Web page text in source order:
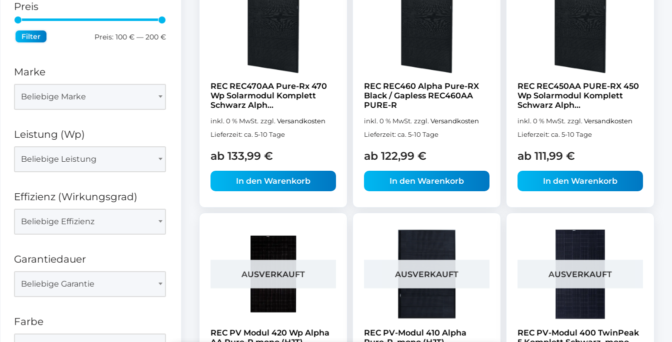
Preis
Filter Preis: 100 €— 200 €
Marke
Beliebige Marke
Leistung (Wp)
Beliebige Leistung
Effizienz (Wirkungsgrad)
Beliebige Effizienz
Garantiedauer
Beliebige Garantie
Farbe
REC REC470AA Pure-Rx 470
Wp Solarmodul Komplett
Schwarz Alph...
inkl. 0 % MwSt. zzgl.Versandkosten
Lieferzeit:ca. 5-10 Tage
ab133,99€
In den Warenkorb
REC REC460 Alpha Pure-RX
Black / Gapless REC460AA
PURE-R
inkl. 0 % MwSt. zzgl. Versandkosten
Lieferzeit: ca. 5-10 Tage
ab 122,99 €
In den Warenkorb
REC REC450AA PURE-RX 450
Wp Solarmodul Komplett
Schwarz Alph...
inkl. 0 % MwSt. zzgl. Versandkosten
Lieferzeit: ca. 5-10 Tage
ab 111,99 €
In den Warenkorb
AUSVERKAUFT
REC PV Modul 420 Wp Alpha
AUSVERKAUFT
REC PV-Modul 410 Alpha
AUSVERKAUFT
REC PV-Modul 400 TwinPeak